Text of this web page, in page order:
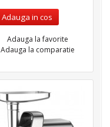
Adauga in cos
Adauga la favorite
Adauga la comparatie